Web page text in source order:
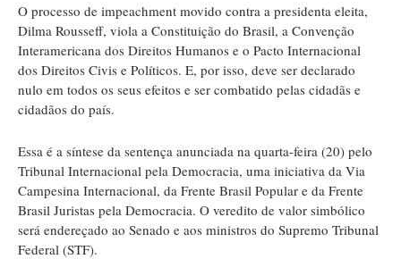
O processo de impeachment movido contra a presidenta eleita,
Dilma Rousseff, viola a Constituição do Brasil, a Convenção
Interamericana dos Direitos Humanos e o Pacto Internacional
dos Direitos Civis e Políticos. E, por isso, deve ser declarado
nulo em todos os seus efeitos e ser combatido pelas cidadãs e
cidadãos do país.
Essa é a síntese da sentença anunciada na quarta-feira (20) pelo
Tribunal Internacional pela Democracia, uma iniciativa da Via
Campesina Internacional, da Frente Brasil Popular e da Frente
Brasil Juristas pela Democracia. O veredito de valor simbólico
será endereçado ao Senado e aos ministros do Supremo Tribunal
Federal (STF).